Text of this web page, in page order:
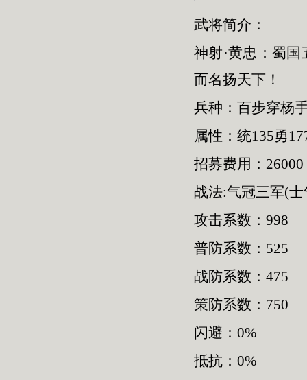
武将简介：
神射·黄忠：蜀
而名扬天下！
兵种：百步穿杨
属性：统135勇
招募费用：26000
战法:气冠三军(
攻击系数：998
普防系数：525
战防系数：475
策防系数：750
闪避：0%
抵抗：0%